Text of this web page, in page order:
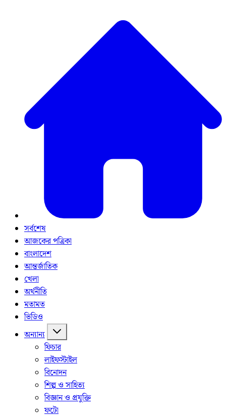
সর্বশেষ
আজকের পত্রিকা
বাংলাদেশ
আন্তর্জাতিক
খেলা
অর্থনীতি
মতামত
ভিডিও
অন্যান্য
ফিচার
লাইফস্টাইল
বিনোদন
শিল্প ও সাহিত্য
বিজ্ঞান ও প্রযুক্তি
ফটো